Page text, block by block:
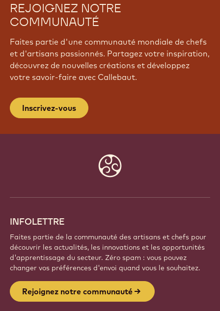
REJOIGNEZ NOTRE
COMMUNAUTÉ
Faites partie d'une communauté mondiale de chefs
et d'artisans passionnés. Partagez votre inspiration,
découvrez de nouvelles créations et développez
votre savoir-faire avec Callebaut.
Inscrivez-vous
INFOLETTRE
Faites partie de la communauté des artisans et chefs pour
découvrir les actualités, les innovations et les opportunités
d'apprentissage du secteur. Zéro spam : vous pouvez
changer vos préférences d'envoi quand vous le souhaitez.
Rejoignez notre communauté